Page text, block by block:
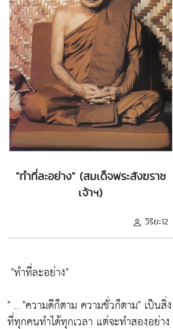
"ทำที่ละอย่าง" (สมเด็จพระสังฆราช
เจ้าฯ)
วิริยะ12
"ทำที่ละอย่าง"
" .. "ความดีก็ตาม ความชั่วก็ตาม" เป็นสิ่ง
ที่ทุกคนทำได้ทุกเวลา แต่จะทำสองอย่าง